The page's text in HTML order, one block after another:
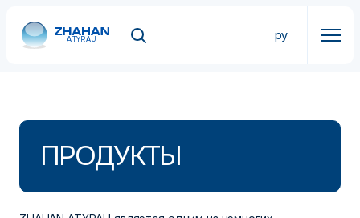
ATYRAU ру
ПРОДУКТЫ